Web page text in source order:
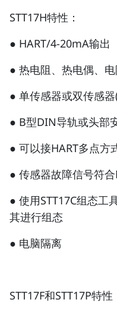
STT17H特性：
● HART/4-20mA输出
● 热电阻、热电偶、
● 单传感器或双传感
● B型DIN导轨或头部
● 可以接HART多点方
● 传感器故障信号符
● 使用STT17C组态工
其进行组态
● 电脑隔离
STT17F和STT17P特性